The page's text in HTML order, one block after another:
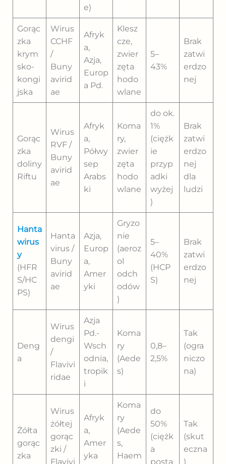
e)
Gorąc
zka
krym
sko-
kongi
jska
Wirus
CCHF
/
Buny
avirid
ae
Afryk
a,
Azja,
Europ
a Pd.
Klesz
cze,
zwier
zęta
hodo
wlane
5–
43%
Brak
zatwi
erdzo
nej
Gorąc
zka
doliny
Riftu
Wirus
RVF /
Buny
avirid
ae
Afryk
a,
Półwy
sep
Arabs
ki
Koma
ry,
zwier
zęta
hodo
wlane
do ok.
1%
(ciężk
ie
przyp
adki
wyżej
)
Brak
zatwi
erdzo
nej
dla
ludzi
Hanta
wirus
y
(HFR
S/HC
PS)
Hanta
virus /
Buny
avirid
ae
Azja,
Europ
a,
Amer
yki
Gryzo
nie
(aeroz
ol
odch
odów
)
5–
40%
(HCP
S)
Brak
zatwi
erdzo
nej
Deng
a
Wirus
dengi
/
Flavivi
ridae
Azja
Pd.-
Wsch
odnia,
tropik
i
Koma
ry
(Aede
s)
0,8–
2,5%
Tak
(ogra
niczo
na)
Żółta
gorąc
zka
Wirus
żółtej
gorąc
zki /
Flavivi
Afryk
a,
Amer
yka
Koma
ry
(Aede
s,
Haem
do
50%
(ciężk
a
posta
Tak
(skut
eczna
)